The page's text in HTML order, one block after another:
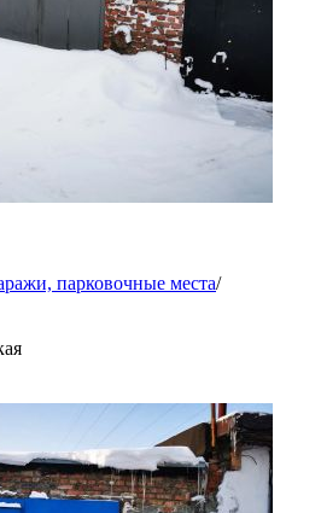
парковочные места/